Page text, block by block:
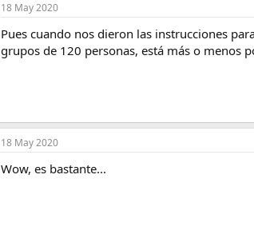
18 May 2020
Pues cuando nos dieron las instrucciones
grupos de 120 personas, está más o menos
18 May 2020
Wow, es bastante...